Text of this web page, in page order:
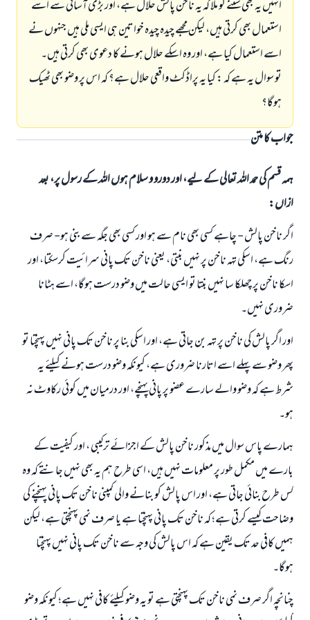
انہیں یہ بھی سننے کو ملا کہ یہ ناخن پالش حلال ہے، اور بڑی آسانی سے اسے
استعمال بھی کرتی ہیں، لیکن مجھے چیدہ چیدہ خواتین ہی ایسی ملی ہیں جنہوں نے
اسے استعمال کیا ہے، اور وہ اسکے حلال ہونے کا دعوی بھی کرتی ہیں۔
تو سوال یہ ہے کہ : کیا یہ پراڈکٹ واقعی حلال ہے؟ کہ اس پر وضو بھی ٹھیک
ہوگا؟
جواب کا متن
ہمہ قسم کی حمد اللہ تعالی کے لیے، اور دورو و سلام ہوں اللہ کے رسول پر، بعد
ازاں:
اگر ناخن پالش - چاہے کسی بھی نام سے ہو اور کسی بھی جگہ سے بنی ہو- صرف
رنگ ہے، اسکی تہہ ناخن پر نہیں بنتی، یعنی ناخن تک پانی سرائیت کرسکتا، اور
اسکا ناخن پر چھلکا سا نہیں بنتا تو ایسی حالت میں وضو درست ہوگا، اسے ہٹانا
ضروری نہیں۔
اور اگر پالش کی ناخن پر تہہ بن جاتی ہے، اور اسکی بنا پر ناخن تک پانی نہیں پہنچتا تو
پھر وضو سے پہلے اسے اتارنا ضروری ہے، کیونکہ وضو درست ہونے کیلئے یہ
شرط ہے کہ وضو والے سارے عضو پر پانی پہنچے، اور درمیان میں کوئی رکاوٹ نہ
ہو۔
ہمارے پاس سوال میں مذکور ناخن پالش کے اجزائے ترکیبی ، اور کیفیت کے
بارے میں مکمل طور پر معلومات نہیں ہیں، اسی طرح ہم یہ بھی نہیں جانتے کہ وہ
کس طرح بنائی جاتی ہے، اور اس پالش کو بنانے والی کمپنی ناخن تک پانی پہنچنے کی
وضاحت کیسے کرتی ہے؛ کہ ناخن تک پانی پہنچتا ہے یا صرف نمی پہنچتی ہے، لیکن
ہمیں کافی حد تک یقین ہے کہ اس پالش کی وجہ سے ناخن تک پانی نہیں پہنچتا
ہوگا۔
چنانچہ اگر صرف نمی ناخن تک پہنچتی ہے تو یہ وضو کیلئے کافی نہیں ہے؛ کیونکہ وضو